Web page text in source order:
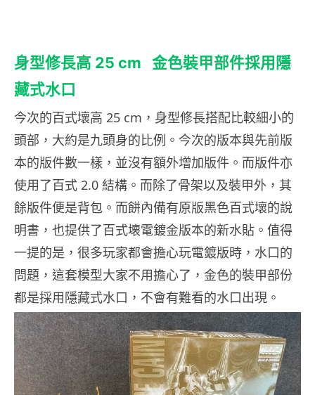
身型修長高 25 cm 金色裝甲部件採用隱
藏式水口
今次的百式壞高 25 cm，身型修長搭配比較細小的
頭部，大約是九頭身的比例。今次的版本與先前版
本的版件數一樣，並沒有額外增加版件。而版件亦
使用了百式 2.0 結構。而除了骨架以及裝甲外，其
餘版件便是背包。而餅內備有原版黑色百式壞的說
明書，也提供了百式壊電鍍金版本的新水貼。值得
一提的是，很多玩家都會擔心玩電鍍版時，水口的
問題，這套模型大家不用擔心了，金色的裝甲部份
都是採用隱藏式水口，不會有難看的水口出現。